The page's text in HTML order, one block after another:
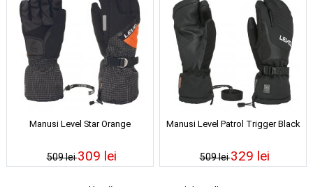
Manusi Level Star Orange
509 lei309 lei
Manusi Level Patrol Trigger Black
509 lei329 lei